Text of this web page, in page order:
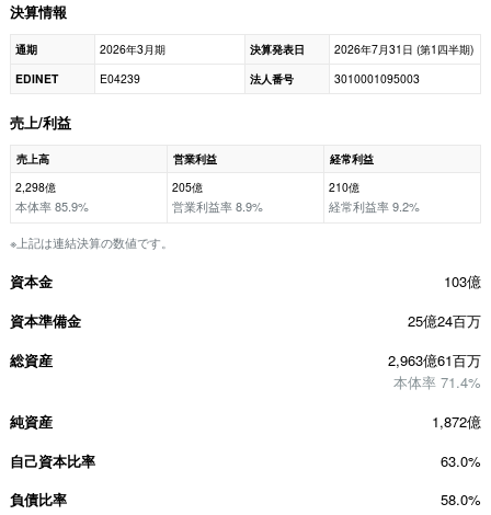
決算情報
通期 2026年3月期 決算発表日
2026年7月31日 (第1四半期)
EDINET
E04239 法人番号 3010001095003
売上/利益
売上高 営業利益
経常利益
2,298億
本体率 85.9%
205億
営業利益率 8.9%
210億
経常利益率 9.2%
※上記は連結決算の数値です。
資本金
103億
資本準備金
25億24百万
総資産
2,963億61百万
本体率 71.4%
純資産
1,872億
自己資本比率
63.0%
負債比率
58.0%